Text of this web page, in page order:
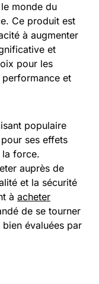
monde du
Ce produit est
à augmenter
et
pour les
et
populaire
ses effets
la force.
auprès de
et la sécurité
à acheter
de se tourner
évaluées par